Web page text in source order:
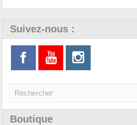
Suivez-nous :
Boutique